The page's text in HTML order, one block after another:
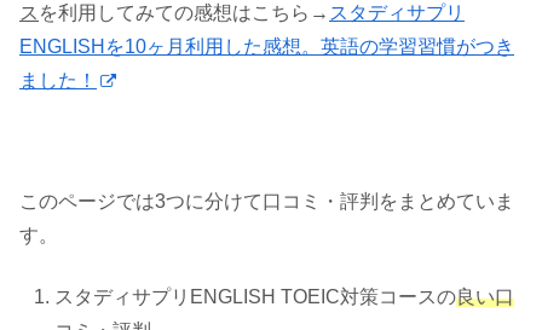
ス を利用してみての感想はこちら→ スタディサプリ
ENGLISHを10ヶ月利用した感想。英語の学習習慣がつき
ました！
このページでは3つに分けて口コミ・評判をまとめていま
す。
スタディサプリENGLISH TOEIC対策コースの良い口